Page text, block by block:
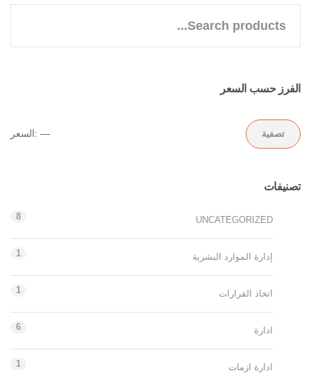
الفرز حسب السعر
تصفية السعر: —
تصنيفات
UNCATEGORIZED
8
إدارة الموارد البشرية 1
اتخاذ القرارات 1
ادارة 6
ادارة ازمات 1